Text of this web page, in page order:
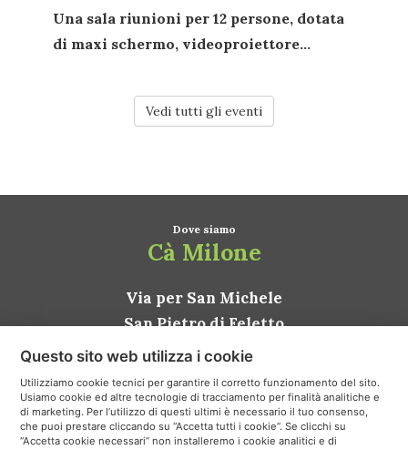
Una sala riunioni per 12 persone, dotata
di maxi schermo, videoproiettore...
Vedi tutti gli eventi
Dove siamo
Cà Milone
Via per San Michele
San Pietro di Feletto
31020 Conegliano TV
ITALIA
Come arrivare
Questo sito web utilizza i cookie
Utilizziamo cookie tecnici per garantire il corretto funzionamento del sito.
Usiamo cookie ed altre tecnologie di tracciamento per finalità analitiche e
di marketing. Per l’utilizzo di questi ultimi è necessario il tuo consenso,
che puoi prestare cliccando su “Accetta tutti i cookie”. Se clicchi su
“Accetta cookie necessari” non installeremo i cookie analitici e di